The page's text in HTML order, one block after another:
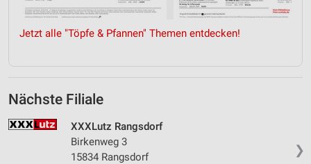
Jetzt alle "Töpfe & Pfannen" Themen entdecken!
Nächste Filiale
❯
XXXLutz Rangsdorf
Birkenweg 3
15834 Rangsdorf